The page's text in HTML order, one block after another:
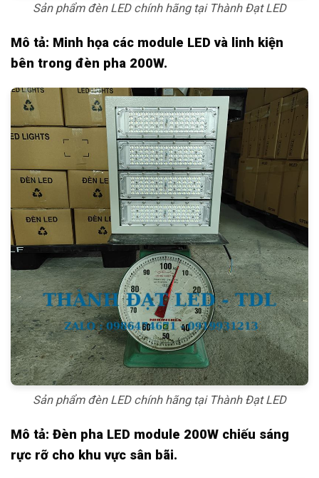
Sản phẩm đèn LED chính hãng tại Thành Đạt LED
Mô tả: Minh họa các module LED và linh kiện
bên trong đèn pha 200W.
Sản phẩm đèn LED chính hãng tại Thành Đạt LED
Mô tả: Đèn pha LED module 200W chiếu sáng
rực rỡ cho khu vực sân bãi.